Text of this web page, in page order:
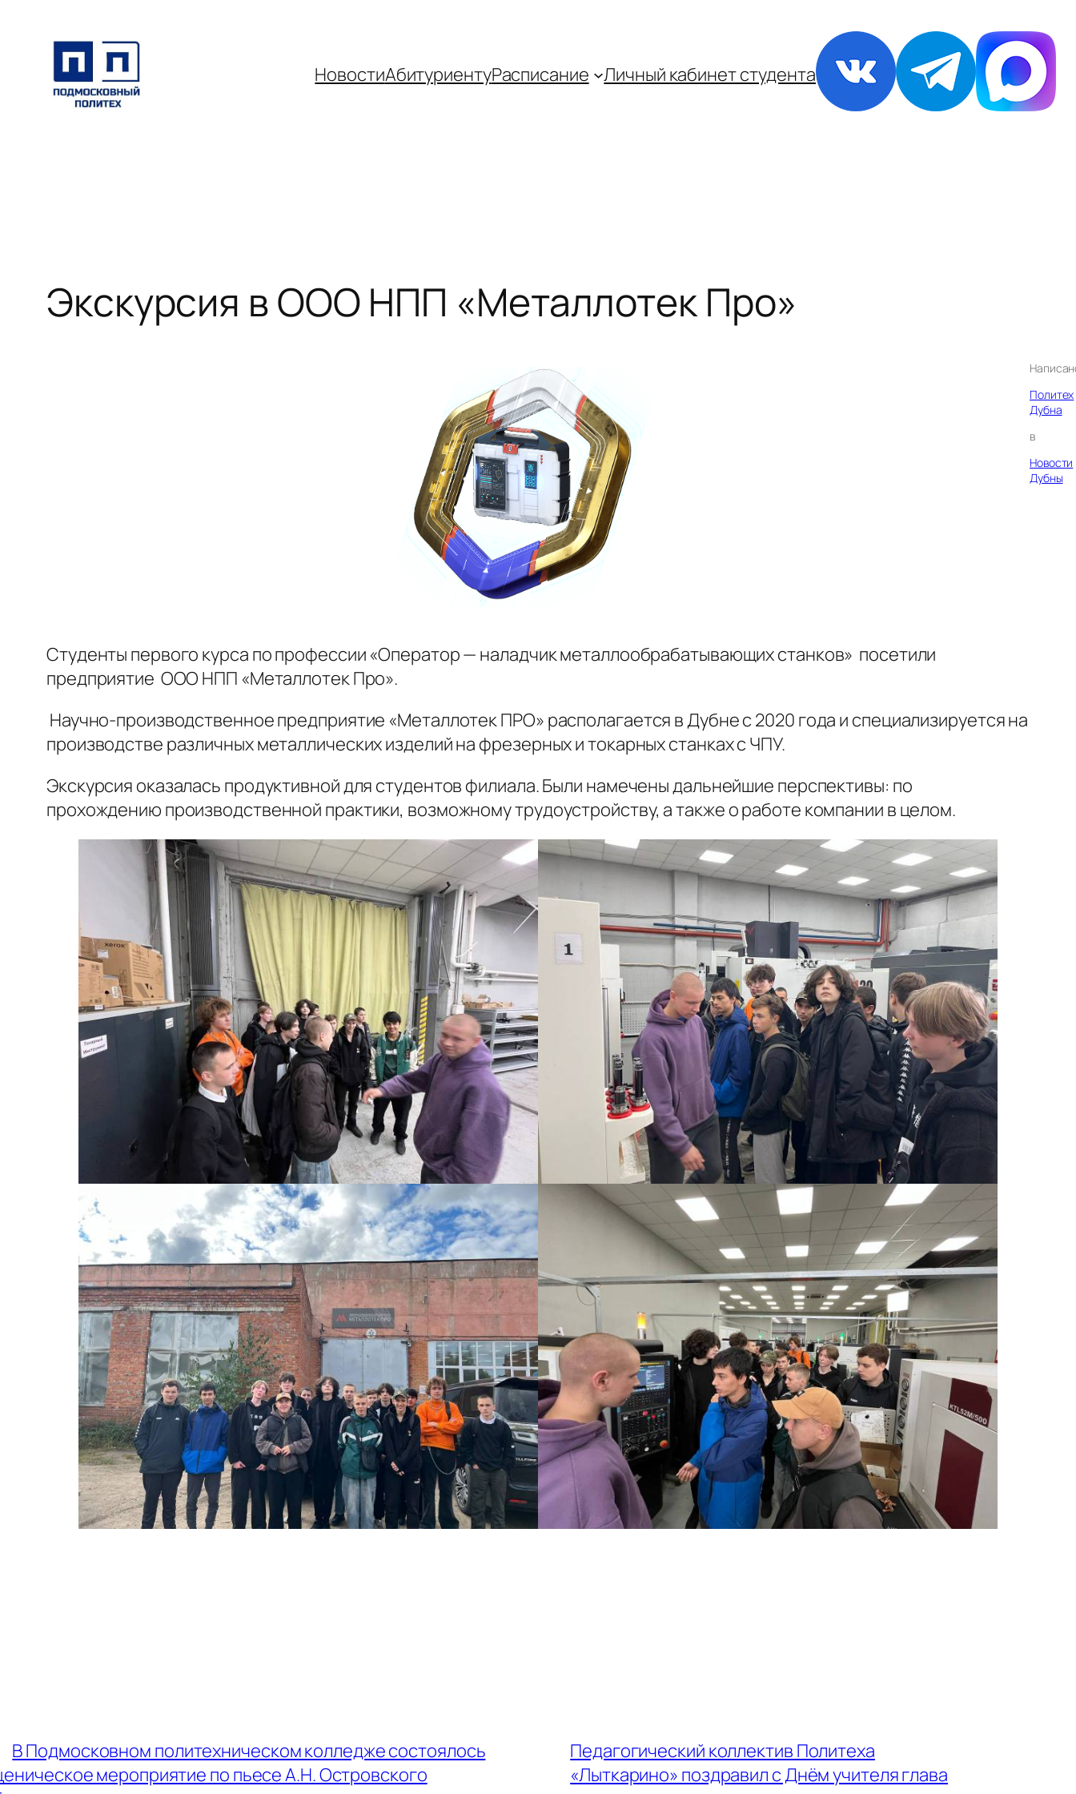
содержимому
НовостиАбитуриентуРаспиcание Личный кабинет студента
Экскурсия в ООО НПП «Металлотек Про»
Политех
Дубна
в
Новости
Дубны
Студенты первого курса по профессии «Оператор — наладчик металлообрабатывающих станков» посетили
предприятие ООО НПП «Металлотек Про».
Научно-производственное предприятие «Металлотек ПРО» располагается в Дубне с 2020 года и специализируется на
производстве различных металлических изделий на фрезерных и токарных станках с ЧПУ.
Экскурсия оказалась продуктивной для студентов филиала. Были намечены дальнейшие перспективы: по
прохождению производственной практики, возможному трудоустройству, а также о работе компании в целом.
В Подмосковном политехническом колледже состоялось
мероприятие по пьесе А.Н. Островского
Педагогический коллектив Политеха
«Лыткарино» поздравил с Днём учителя глава